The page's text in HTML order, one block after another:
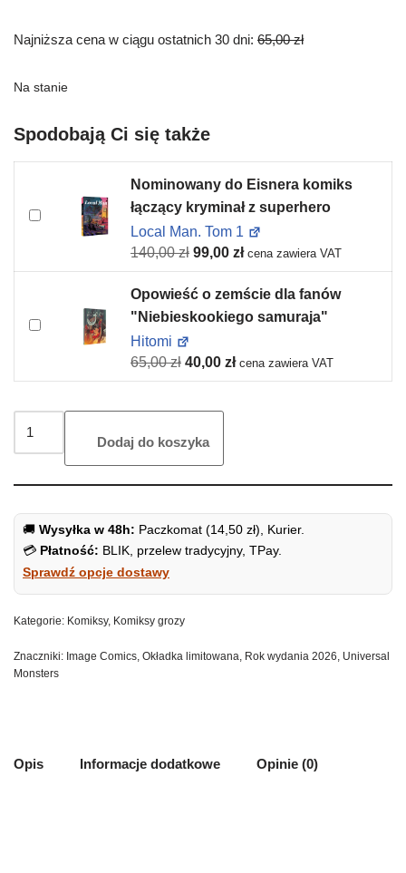
Najniższa cena w ciągu ostatnich 30 dni: 65,00 zł
Na stanie
Spodobają Ci się także
Nominowany do Eisnera komiks
łączący kryminał z superhero
Local Man. Tom 1
140,00zł 99,00 zł cena zawiera VAT
Opowieść o zemście dla fanów
"Niebieskookiego samuraja"
Hitomi
65,00zł 40,00 zł cena zawiera VAT
Dodaj do koszyka
🚚 Wysyłka w 48h: Paczkomat (14,50 zł), Kurier.
💳 Płatność: BLIK, przelew tradycyjny, TPay.
Sprawdź opcje dostawy
Kategorie: Komiksy, Komiksy grozy
Znaczniki: Image Comics, Okładka limitowana, Rok wydania 2026, Universal
Monsters
Opis Informacje dodatkowe Opinie (0)